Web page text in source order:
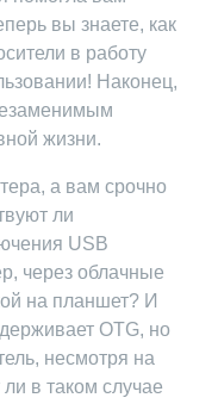
вы знаете, как
в работу
Наконец,
жизни.
а вам срочно
ли
USB
через облачные
на планшет? И
OTG, но
несмотря на
в таком случае